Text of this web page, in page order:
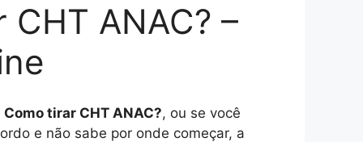
ANAC? –
Como tirar CHT ANAC?, ou se você
e não sabe por onde começar, a